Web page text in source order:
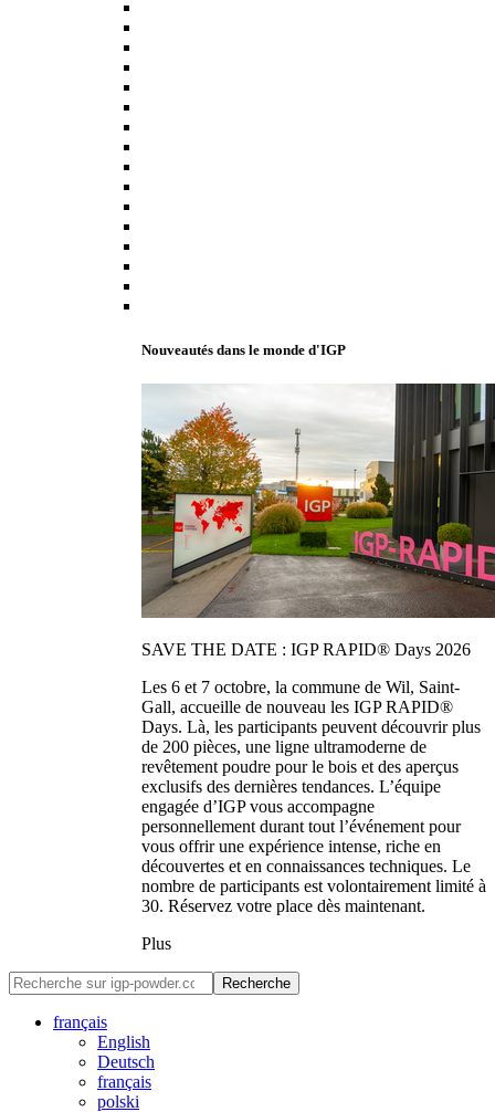
Nouveautés dans le monde d'IGP
SAVE THE DATE : IGP RAPID® Days 2026
Les 6 et 7 octobre, la commune de Wil, Saint-
Gall, accueille de nouveau les IGP RAPID®
Days. Là, les participants peuvent découvrir plus
de 200 pièces, une ligne ultramoderne de
revêtement poudre pour le bois et des aperçus
exclusifs des dernières tendances. L’équipe
engagée d’IGP vous accompagne
personnellement durant tout l’événement pour
vous offrir une expérience intense, riche en
découvertes et en connaissances techniques. Le
nombre de participants est volontairement limité à
30. Réservez votre place dès maintenant.
Plus
Recherche
français
English
Deutsch
français
polski